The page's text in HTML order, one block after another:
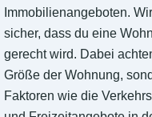
Immobilienangeboten.
sicher, dass du eine
gerecht wird. Dabei
Größe der Wohnung,
Faktoren wie die